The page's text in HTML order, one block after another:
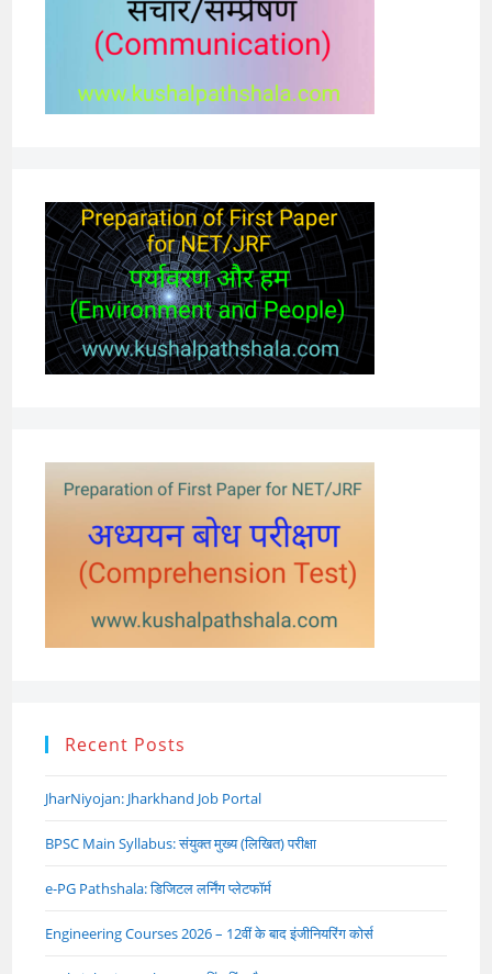
Recent Posts
JharNiyojan: Jharkhand Job Portal
BPSC Main Syllabus: संयुक्त मुख्य (लिखित) परीक्षा
e-PG Pathshala: डिजिटल लर्निंग प्लेटफॉर्म
Engineering Courses 2026 – 12वीं के बाद इंजीनियरिंग कोर्स